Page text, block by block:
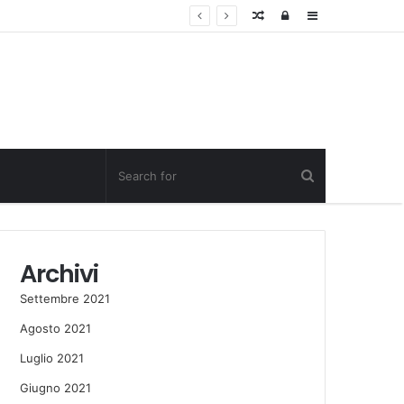
Sidebar
Log
Random
Archivi
Settembre 2021
Agosto 2021
Luglio 2021
Giugno 2021